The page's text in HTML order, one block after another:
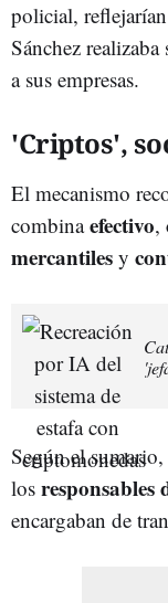
policial,
Sánchez
a sus empresas.
'Criptos',
El mecanismo
combinaefectivo,
mercantiles y
Según el
los responsables
encargaban de